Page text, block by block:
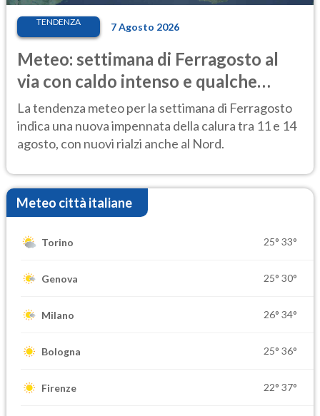
TENDENZA 7 Agosto 2026
Meteo: settimana di Ferragosto al
via con caldo intenso e qualche
temporale
La tendenza meteo per la settimana di Ferragosto
indica una nuova impennata della calura tra 11 e 14
agosto, con nuovi rialzi anche al Nord.
Meteo città italiane
Torino 25° 33°
Genova 25° 30°
Milano 26° 34°
Bologna 25° 36°
Firenze 22° 37°